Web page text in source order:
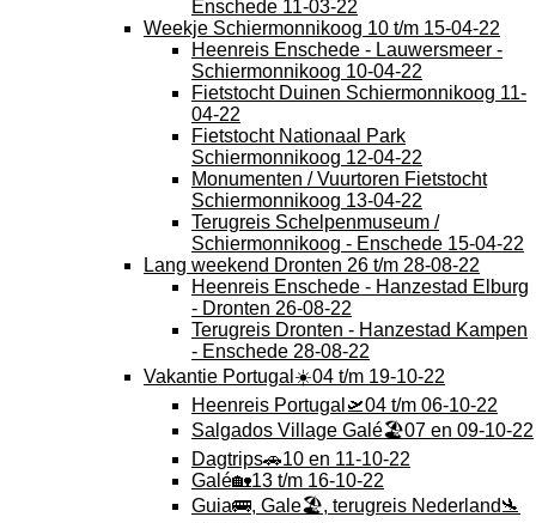
Enschede 11-03-22
Weekje Schiermonnikoog 10 t/m 15-04-22
Heenreis Enschede - Lauwersmeer -
Schiermonnikoog 10-04-22
Fietstocht Duinen Schiermonnikoog 11-
04-22
Fietstocht Nationaal Park
Schiermonnikoog 12-04-22
Monumenten / Vuurtoren Fietstocht
Schiermonnikoog 13-04-22
Terugreis Schelpenmuseum /
Schiermonnikoog - Enschede 15-04-22
Lang weekend Dronten 26 t/m 28-08-22
Heenreis Enschede - Hanzestad Elburg
- Dronten 26-08-22
Terugreis Dronten - Hanzestad Kampen
- Enschede 28-08-22
Vakantie Portugal☀️04 t/m 19-10-22
Heenreis Portugal🛫04 t/m 06-10-22
Salgados Village Galé🏖️07 en 09-10-22
Dagtrips🚗10 en 11-10-22
Galé🏡13 t/m 16-10-22
Guia🚌, Gale🏖️, terugreis Nederland🛬